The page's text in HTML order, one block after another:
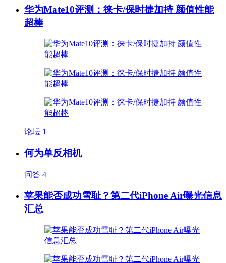
华为Mate10评测：徕卡/保时捷加持 颜值性能
超棒
论坛 1
何为单反相机
问答 4
苹果能否成功雪耻？第二代iPhone Air曝光信息
汇总